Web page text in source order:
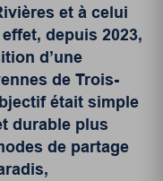
et à celui
depuis 2023,
d’une
de Trois-
était simple
durable plus
de partage